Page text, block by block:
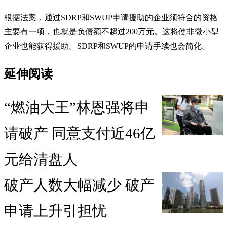
根据法案，通过SDRP和SWUP申请援助的企业须符合的资格
主要有一项，也就是负债额不超过200万元。这将使非微小型
企业也能获得援助。SDRP和SWUP的申请手续也会简化。
延伸阅读
“燃油大王”林恩强将申
请破产 同意支付近46亿
元给清盘人
破产人数大幅减少 破产
申请上升引担忧